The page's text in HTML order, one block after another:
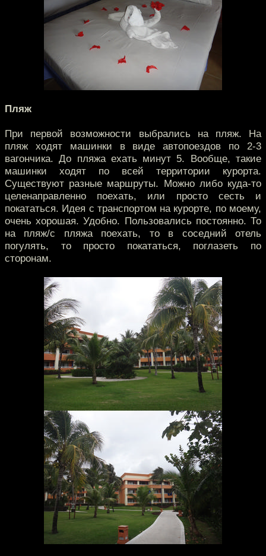
Пляж
При первой возможности выбрались на пляж. На
пляж ходят машинки в виде автопоездов по 2-3
вагончика. До пляжа ехать минут 5. Вообще, такие
машинки ходят по всей территории курорта.
Существуют разные маршруты. Можно либо куда-то
целенаправленно поехать, или просто сесть и
покататься. Идея с транспортом на курорте, по моему,
очень хорошая. Удобно. Пользовались постоянно. То
на пляж/с пляжа поехать, то в соседний отель
погулять, то просто покататься, поглазеть по
сторонам.